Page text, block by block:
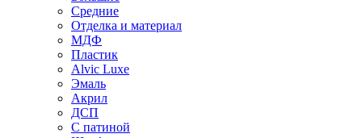
Средние
Отделка и материал
МДФ
Пластик
Alvic Luxe
Эмаль
Акрил
ДСП
С патиной